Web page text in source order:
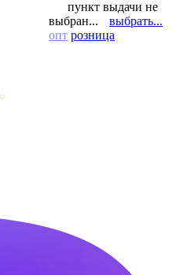
пункт выдачи не
выбран...
выбрать...
опт розница